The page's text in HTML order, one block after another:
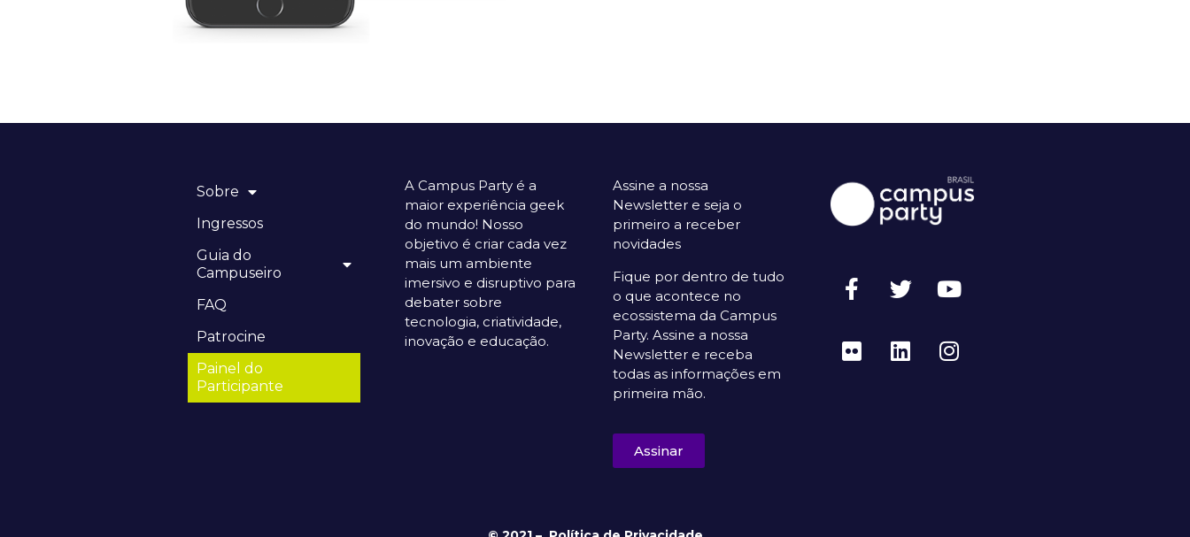
Sobre
Ingressos
Guia do
Campuseiro
FAQ
Patrocine
Painel do
Participante
A Campus Party é a
maior experiência geek
do mundo! Nosso
objetivo é criar cada vez
mais um ambiente
imersivo e disruptivo para
debater sobre
tecnologia, criatividade,
inovação e educação.
Assine a nossa
Newsletter e seja o
primeiro a receber
novidades
Fique por dentro de tudo
o que acontece no
ecossistema da Campus
Party. Assine a nossa
Newsletter e receba
todas as informações em
primeira mão.
Assinar